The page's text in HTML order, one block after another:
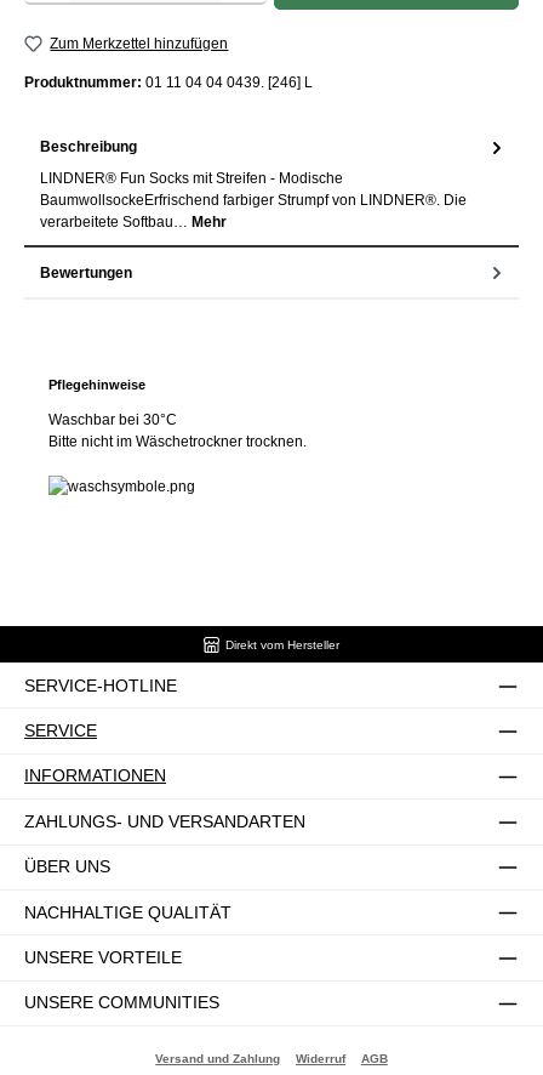
Zum Merkzettel hinzufügen
Produktnummer: 01 11 04 04 0439. [246] L
Beschreibung
LINDNER® Fun Socks mit Streifen - Modische
BaumwollsockeErfrischend farbiger Strumpf von LINDNER®. Die
verarbeitete Softbau… Mehr
Bewertungen
Pflegehinweise
Waschbar bei 30°C
Bitte nicht im Wäschetrockner trocknen.
Direkt vom Hersteller
SERVICE-HOTLINE
SERVICE
INFORMATIONEN
ZAHLUNGS- UND VERSANDARTEN
ÜBER UNS
NACHHALTIGE QUALITÄT
UNSERE VORTEILE
UNSERE COMMUNITIES
Versand und Zahlung Widerruf AGB